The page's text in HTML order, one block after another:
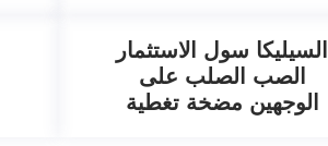
السيليكا سول الاستثمار
الصب الصلب على
الوجهين مضخة تغطية